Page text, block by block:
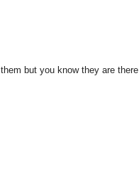
but you know they are there